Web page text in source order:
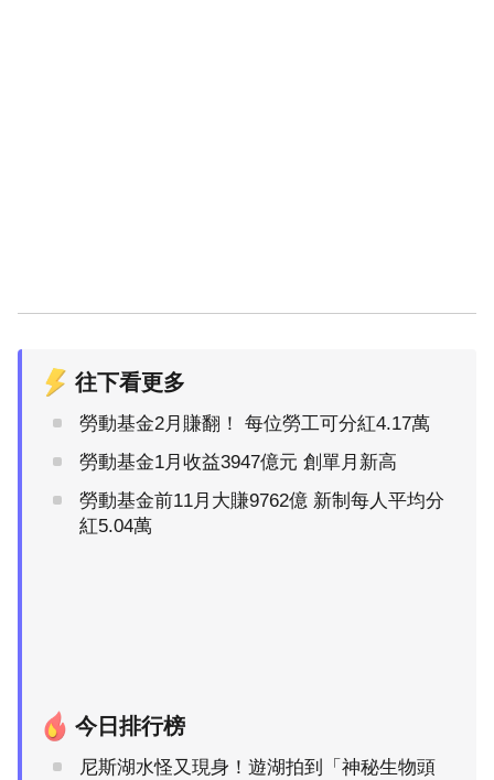
往下看更多
勞動基金2月賺翻！ 每位勞工可分紅4.17萬
勞動基金1月收益3947億元 創單月新高
勞動基金前11月大賺9762億 新制每人平均分
紅5.04萬
今日排行榜
尼斯湖水怪又現身！遊湖拍到「神秘生物頭